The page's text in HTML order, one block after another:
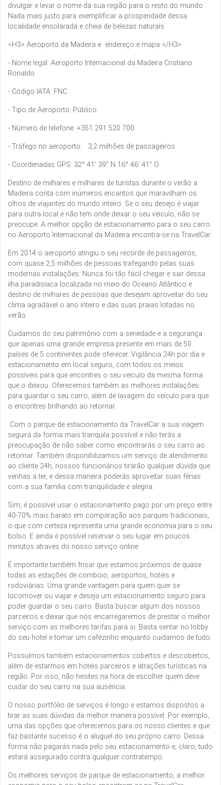
divulgar e levar o nome da sua região para o resto do mundo.
Nada mais justo para exemplificar a prosperidade dessa
localidade ensolarada e cheia de belezas naturais.
<H3> Aeroporto da Madeira e endereço e mapa </H3>
- Nome legal: Aeroporto Internacional da Madeira Cristiano
Ronaldo
- Código IATA: FNC
- Tipo de Aeroporto: Público
- Número de telefone: +351 291 520 700
- Tráfego no aeroporto: 3,2 milhões de passageiros
- Coordenadas GPS: 32° 41' 39" N 16° 46' 41" O
Destino de milhares e milhares de turistas durante o verão a
Madeira conta com inúmeros encantos que maravilham os
olhos de viajantes do mundo inteiro. Se o seu desejo é viajar
para outra local e não tem onde deixar o seu veículo, não se
preocupe. A melhor opção de estacionamento para o seu carro
no Aeroporto Internacional da Madeira encontra-se na TravelCar.
Em 2014 o aeroporto atingiu o seu recorde de passageiros,
com quase 2,5 milhões de pessoas trafegando pelas suas
modernas instalações. Nunca foi tão fácil chegar e sair dessa
ilha paradisíaca localizada no meio do Oceano Atlântico e
destino de milhares de pessoas que desejam aproveitar do seu
clima agradável o ano inteiro e das suas praias lotadas no
verão.
Cuidamos do seu patrimônio com a seriedade e a segurança
que apenas uma grande empresa presente em mais de 50
países de 5 continentes pode oferecer. Vigilância 24h por dia e
estacionamento em local seguro, com todos os meios
possíveis para que encontres o seu veículo da mesma forma
que o deixou. Oferecemos também as melhores instalações
para guardar o seu carro, além de lavagem do veículo para que
o encontres brilhando ao retornar.
Com o parque de estacionamento da TravelCar a sua viagem
seguirá da forma mais tranqüila possível e não terás a
preocupação de não saber como encontrarás o seu carro ao
retornar. Também disponibilizamos um serviço de atendimento
ao cliente 24h, nossos funcionários tirarão qualquer dúvida que
venhas a ter, e dessa maneira poderás aproveitar suas férias
com a sua família com tranqüilidade e alegria.
Sim, é possível usar o estacionamento pago por um preço entre
40-70% mais barato em comparação aos parques tradicionais,
o que com certeza representa uma grande economia para o seu
bolso. E ainda é possível reservar o seu lugar em poucos
minutos através do nosso serviço online.
É importante também frisar que estamos próximos de quase
todas as estações de comboio, aeroportos, hotéis e
rodoviárias. Uma grande vantagem para quem quer se
locomover ou viajar e deseja um estacionamento seguro para
poder guardar o seu carro. Basta buscar algum dos nossos
parceiros e deixar que nos encarregaremos de prestar o melhor
serviço com as melhores tarifas para si. Basta sentar no lobby
do seu hotel e tomar um cafézinho enquanto cuidamos de tudo.
Possuímos também estacionamentos cobertos e descobertos,
além de estarmos em hotéis parceiros e atrações turísticas na
região. Por isso, não hesites na hora de escolher quem deve
cuidar do seu carro na sua ausência.
O nosso portfólio de serviços é longo e estamos dispostos a
tirar as suas dúvidas da melhor maneira possível. Por exemplo,
uma das opções que oferecemos para os nosso clientes e que
faz bastante sucesso é o aluguel do seu próprio carro. Dessa
forma não pagarás nada pelo seu estacionamento e, claro, tudo
estará assegurado contra qualquer contratempo.
Os melhores serviços de parque de estacionamento, a melhor